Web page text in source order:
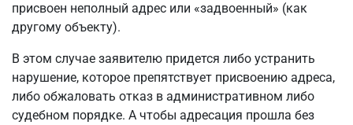
присвоен неполный адрес или «задвоенный» (как
другому объекту).
В этом случае заявителю придется либо устранить
нарушение, которое препятствует присвоению адреса,
либо обжаловать отказ в административном либо
судебном порядке. А чтобы адресация прошла без